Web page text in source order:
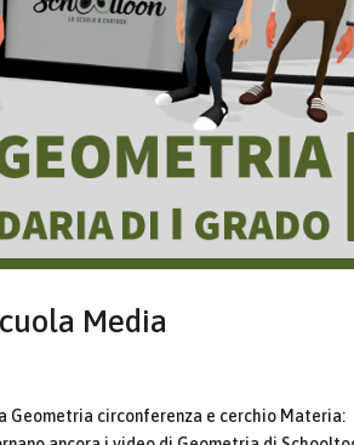
Media
Geometria circonferenza e cerchio Materia: